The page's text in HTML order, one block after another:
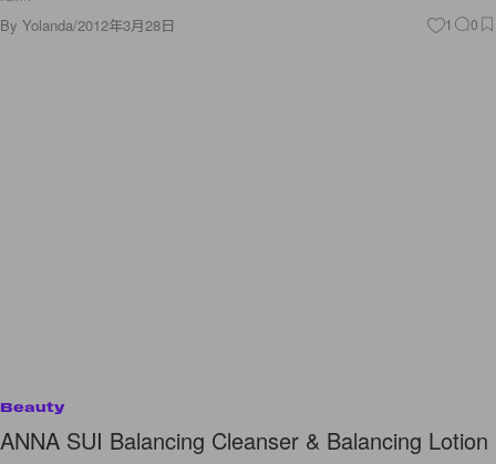
By Yolanda/2012年3月28日 1 0
Beauty
ANNA SUI Balancing Cleanser & Balancing Lotion